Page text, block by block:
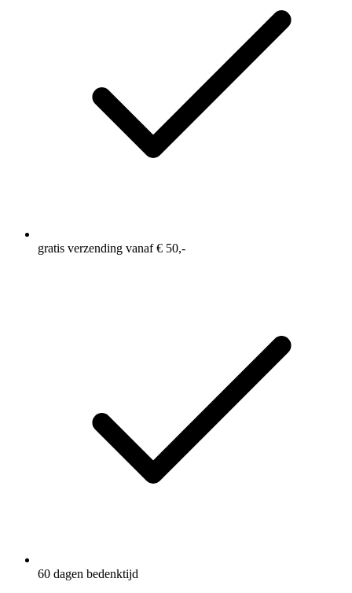
gratis verzending vanaf € 50,-
60 dagen bedenktijd